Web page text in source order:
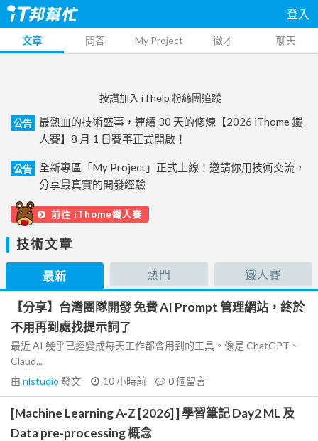
登入
文章 問答 My Project 徵才 聊天
按讚加入 iThelp 粉絲團追蹤
公告
最熱血的技術盛事，連續 30 天的修煉【2026 iThome 鐵
人賽】8 月 1 日賽事正式開啟！
公告
全新專區「My Project」正式上線！邀請你用技術交流，
分享最真實的開發經驗
前往 iThome鐵人賽
技術文章
最新 熱門 鐵人賽
【分享】台灣團隊開發 免費 AI Prompt 管理網站，終於
不用再到處找提示詞了
最近 AI 幾乎已經變成每天工作都會用到的工具。像是 ChatGPT、
Claud...
由 nlstudio 發文 10 小時前 0個留言
[Machine Learning A-Z [2026] ] 學習筆記 Day2 ML 及
Data pre-processing 概念